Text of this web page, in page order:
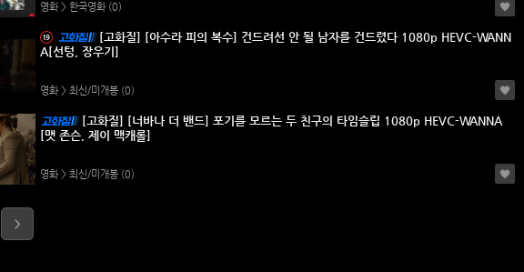
영화 > 한국영화 (0)
[고화질] [아수라 피의 복수] 건드려선 안 될 남자를 건드렸다 1080p HEVC-WANN
A[선텅, 장우기]
영화 > 최신/미개봉 (0)
[고화질] [너바나 더 밴드] 포기를 모르는 두 친구의 타임슬립 1080p HEVC-WANNA
[맷 존슨, 제이 맥캐롤]
영화 > 최신/미개봉 (0)
>